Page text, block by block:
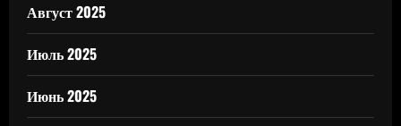
Август 2025
Июль 2025
Июнь 2025